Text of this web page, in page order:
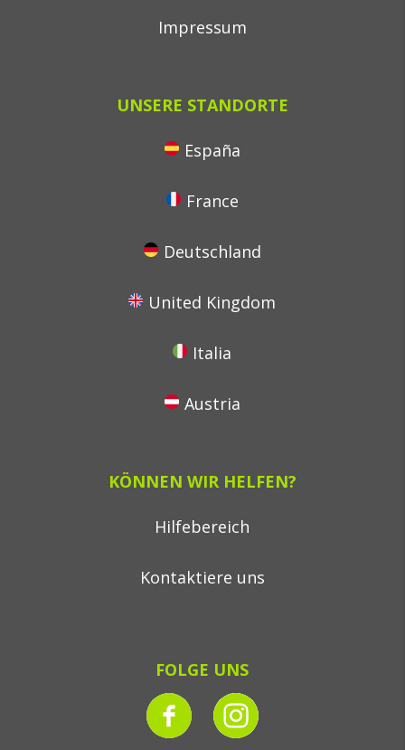
Impressum
UNSERE STANDORTE
España
France
Deutschland
United Kingdom
Italia
Austria
KÖNNEN WIR HELFEN?
Hilfebereich
Kontaktiere uns
FOLGE UNS